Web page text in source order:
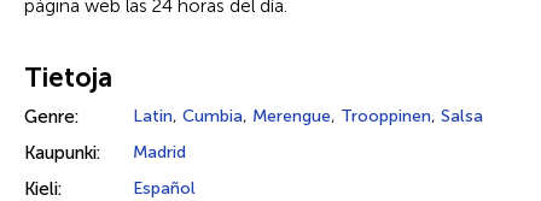
página web las 24 horas del día.
Tietoja
Genre: Latin, Cumbia, Merengue, Trooppinen, Salsa
Kaupunki: Madrid
Kieli: Español